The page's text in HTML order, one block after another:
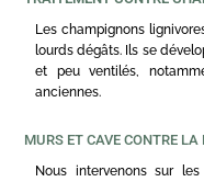
Les champignons
lourds dégâts. Ils se
et peu ventilés,
anciennes.
MURS ET CAVE CONTRE LA
Nous intervenons sur les